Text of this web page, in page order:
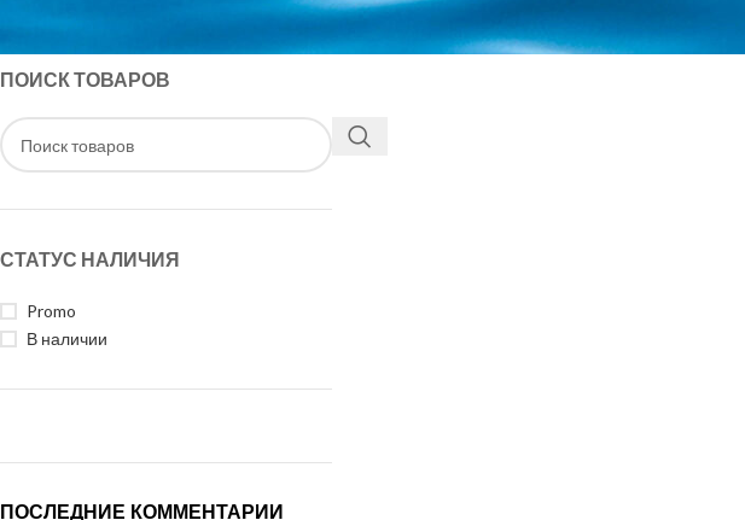
ПОИСК ТОВАРОВ
СТАТУС НАЛИЧИЯ
Promo
В наличии
ПОСЛЕДНИЕ КОММЕНТАРИИ